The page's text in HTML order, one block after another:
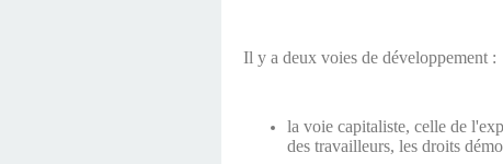
Il y a deux voies de développement :
la voie capitaliste, celle de
des travailleurs, les droits